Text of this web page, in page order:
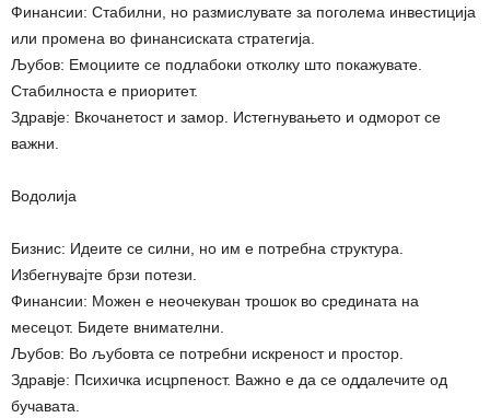
Финансии: Стабилни, но размислувате за поголема инвестиција
или промена во финансиската стратегија.
Љубов: Емоциите се подлабоки отколку што покажувате.
Стабилноста е приоритет.
Здравје: Вкочанетост и замор. Истегнувањето и одморот се
важни.
Водолија
Бизнис: Идеите се силни, но им е потребна структура.
Избегнувајте брзи потези.
Финансии: Можен е неочекуван трошок во средината на
месецот. Бидете внимателни.
Љубов: Во љубовта се потребни искреност и простор.
Здравје: Психичка исцрпеност. Важно е да се оддалечите од
бучавата.